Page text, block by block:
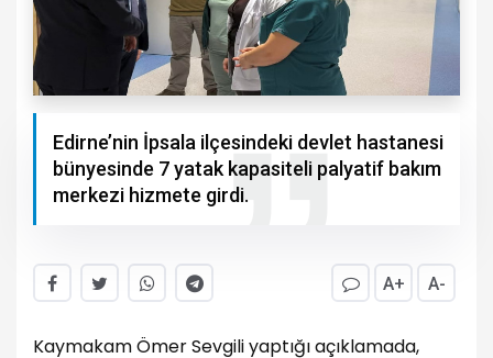
Edirne’nin İpsala ilçesindeki devlet hastanesi
bünyesinde 7 yatak kapasiteli palyatif bakım
merkezi hizmete girdi.
A+ A-
Kaymakam Ömer Sevgili yaptığı açıklamada,